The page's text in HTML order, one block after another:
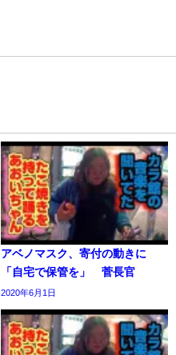
アベノマスク、寄付の動きに
「自宅で保管を」 菅長官
2020年6月1日